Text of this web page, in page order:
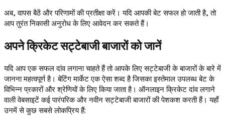
अब, वापस बैठें और परिणामों की प्रतीक्षा करें। यदि आपकी बेट सफल हो जाती है, तो
आप तुरंत निकासी अनुरोध के लिए आवेदन कर सकते हैं।
अपने क्रिकेट सट्टेबाजी बाजारों को जानें
यदि आप एक सफल दांव लगाना चाहते हैं तो आपके लिए सट्टेबाजी के बाजारों के बारे में
जानना महत्वपूर्ण है। बेटिंग मार्केट एक ऐसा शब्द है जिसका इस्तेमाल उपलब्ध बेट के
विभिन्न प्रकारों और श्रेणियों के लिए किया जाता है। ऑनलाइन क्रिकेट दांव लगाने
वाली वेबसाइटें कई पारंपरिक और नवीन सट्टेबाजी बाजारों की पेशकश करती हैं। यहाँ
उनमें से कुछ सबसे लोकप्रिय हैं: